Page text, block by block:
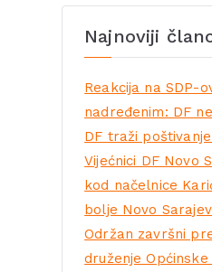
Najnoviji
Reakcija na SDP-
nadređenim: DF
DF traži
Vijećnici DF Novo
kod načelnice
bolje Novo
Održan završni
druženje Općinske